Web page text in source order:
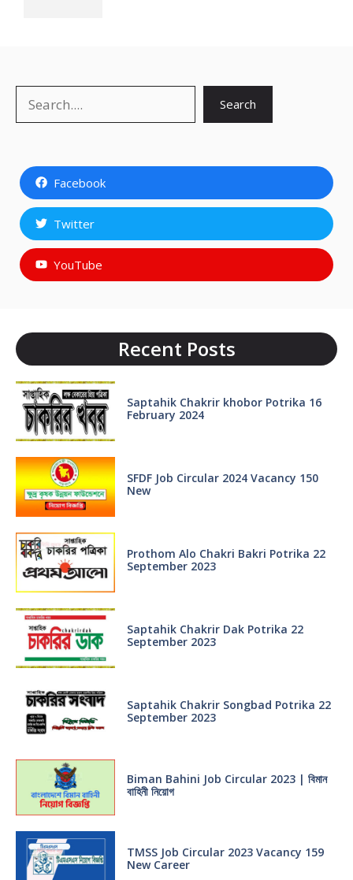
Search
Facebook
Twitter
YouTube
Recent Posts
Saptahik Chakrir khobor Potrika 16
February 2024
SFDF Job Circular 2024 Vacancy 150
New
Prothom Alo Chakri Bakri Potrika 22
September 2023
Saptahik Chakrir Dak Potrika 22
‍September 2023
Saptahik Chakrir Songbad Potrika 22
September 2023
Biman Bahini Job Circular 2023 | বিমান
বাহিনী নিয়োগ
TMSS Job Circular 2023 Vacancy 159
New Career